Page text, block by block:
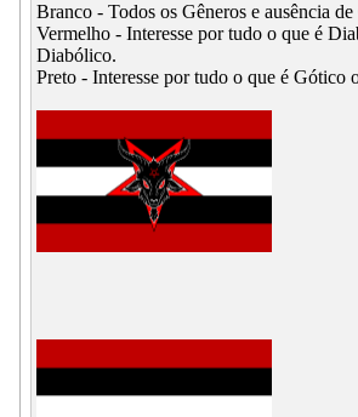
Branco - Todos os Gêneros e ausência de
Vermelho - Interesse por tudo o que é
Diabólico.
Preto - Interesse por tudo o que é Gótico